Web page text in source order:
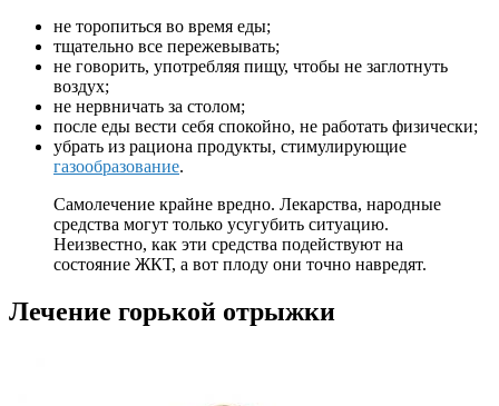
не торопиться во время еды;
тщательно все пережевывать;
не говорить, употребляя пищу, чтобы не заглотнуть
воздух;
не нервничать за столом;
после еды вести себя спокойно, не работать физически;
убрать из рациона продукты, стимулирующие
газообразование.
Самолечение крайне вредно. Лекарства, народные
средства могут только усугубить ситуацию.
Неизвестно, как эти средства подействуют на
состояние ЖКТ, а вот плоду они точно навредят.
Лечение горькой отрыжки